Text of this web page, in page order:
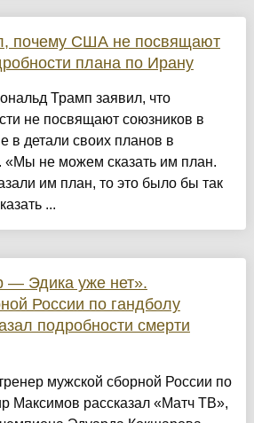
почему США не посвящают
плана по Ирану
Трамп заявил, что
не посвящают союзников в
в детали своих планов в
не можем сказать им план.
им план, то это было бы так
...
— Эдика уже нет».
России по гандболу
подробности смерти
мужской сборной России по
Максимов рассказал «Матч ТВ»,